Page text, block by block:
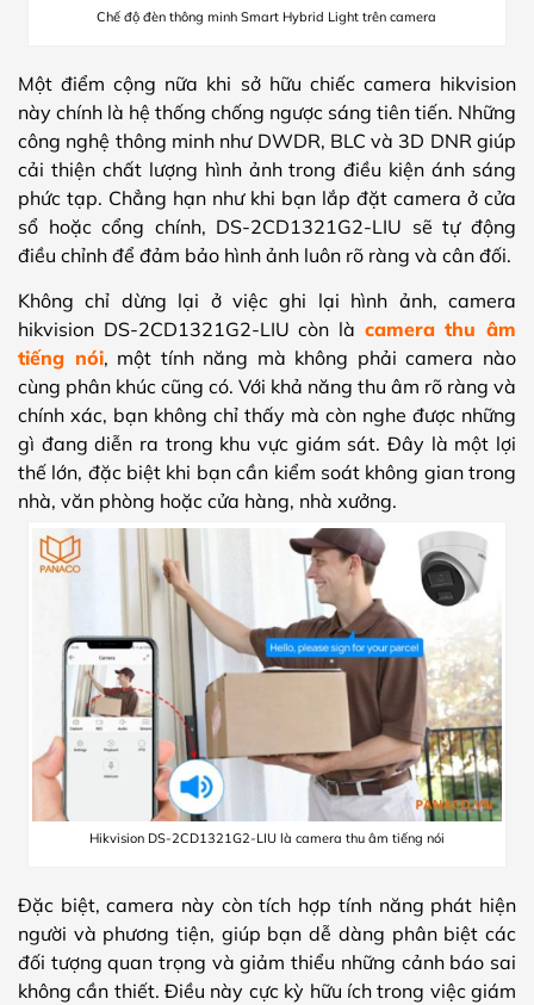
Chế độ đèn thông minh Smart Hybrid Light trên camera
Một điểm cộng nữa khi sở hữu chiếc camera hikvision
này chính là hệ thống chống ngược sáng tiên tiến. Những
công nghệ thông minh như DWDR, BLC và 3D DNR giúp
cải thiện chất lượng hình ảnh trong điều kiện ánh sáng
phức tạp. Chẳng hạn như khi bạn lắp đặt camera ở cửa
sổ hoặc cổng chính, DS-2CD1321G2-LIU sẽ tự động
điều chỉnh để đảm bảo hình ảnh luôn rõ ràng và cân đối.
Không chỉ dừng lại ở việc ghi lại hình ảnh, camera
hikvision DS-2CD1321G2-LIU còn là camera thu âm
tiếng nói, một tính năng mà không phải camera nào
cùng phân khúc cũng có. Với khả năng thu âm rõ ràng và
chính xác, bạn không chỉ thấy mà còn nghe được những
gì đang diễn ra trong khu vực giám sát. Đây là một lợi
thế lớn, đặc biệt khi bạn cần kiểm soát không gian trong
nhà, văn phòng hoặc cửa hàng, nhà xưởng.
Hikvision DS-2CD1321G2-LIU là camera thu âm tiếng nói
Đặc biệt, camera này còn tích hợp tính năng phát hiện
người và phương tiện, giúp bạn dễ dàng phân biệt các
đối tượng quan trọng và giảm thiểu những cảnh báo sai
không cần thiết. Điều này cực kỳ hữu ích trong việc giám